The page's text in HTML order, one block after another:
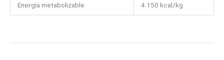
Energía metabolizable 4.150 kcal/kg